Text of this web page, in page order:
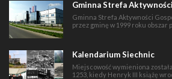
Gminna Strefa
Gminna Strefa Aktywności
przez gminę w 1999 roku obszar
Kalendarium Siechnic
Miejscowość wymieniona
1253, kiedy Henryk III książę